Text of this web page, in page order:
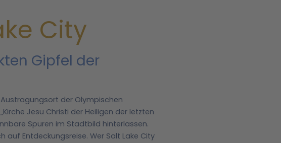
City
Gipfel der
der Olympischen
Jesu Christi der Heiligen der letzten
Spuren im Stadtbild hinterlassen.
auf Entdeckungsreise. Wer Salt Lake City